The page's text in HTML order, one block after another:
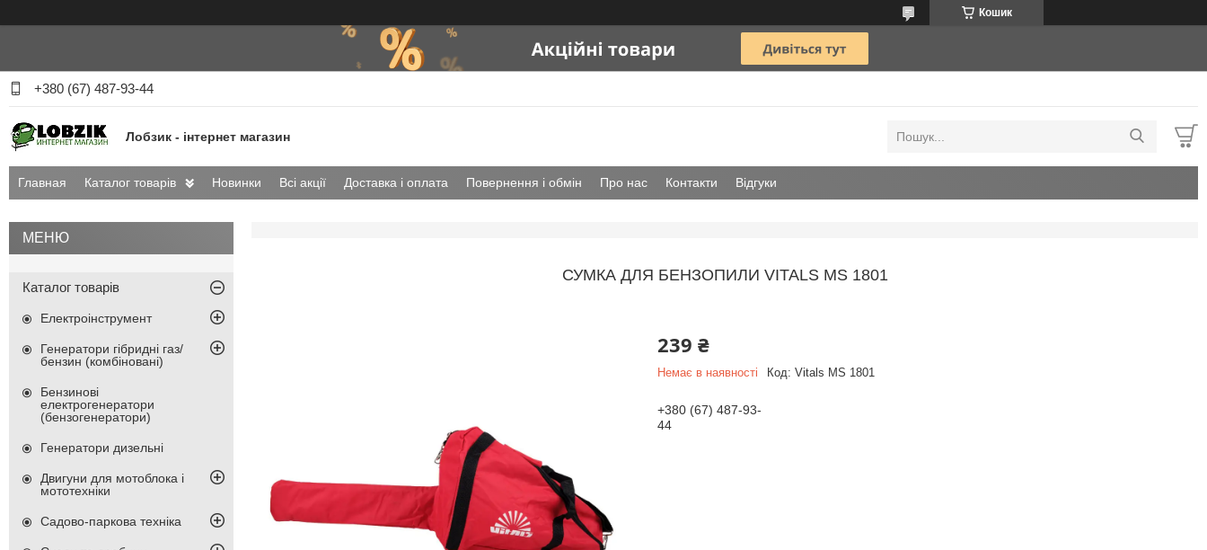
Кошик
+380 (67) 487-93-44
Лобзик - інтернет магазин
Главная Каталог товарів Новинки Всі акції Доставка і оплата Повернення і обмін Про нас Контакти Відгуки
СУМКА ДЛЯ БЕНЗОПИЛИ VITALS MS 1801
239 ₴
Немає в наявності Код: Vitals MS 1801
+380 (67) 487-93-
44
Каталог товарів
Електроінструмент
Генератори гібридні газ/
бензин (комбіновані)
Бензинові
електрогенератори
(бензогенератори)
Генератори дизельні
Двигуни для мотоблока і
мототехніки
Садово-паркова техніка